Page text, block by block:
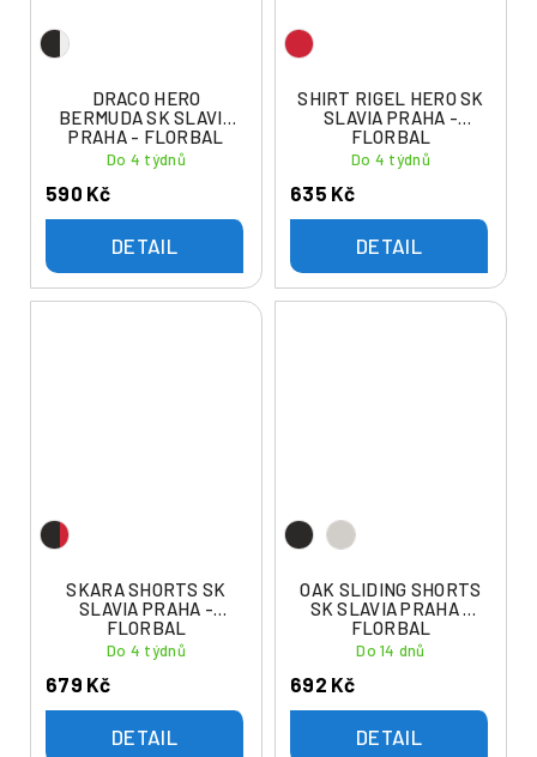
DRACO HERO
BERMUDA SK SLAVIA
PRAHA - FLORBAL
Do 4 týdnů
590 Kč
DETAIL
SHIRT RIGEL HERO SK
SLAVIA PRAHA -
FLORBAL
Do 4 týdnů
635 Kč
DETAIL
SKARA SHORTS SK
SLAVIA PRAHA -
FLORBAL
Do 4 týdnů
679 Kč
DETAIL
OAK SLIDING SHORTS
SK SLAVIA PRAHA -
FLORBAL
Do 14 dnů
692 Kč
DETAIL